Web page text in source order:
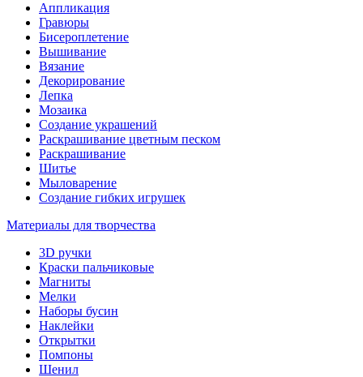
Аппликация
Гравюры
Бисероплетение
Вышивание
Вязание
Декорирование
Лепка
Мозаика
Создание украшений
Раскрашивание цветным песком
Раскрашивание
Шитье
Мыловарение
Создание гибких игрушек
Материалы для творчества
3D ручки
Краски пальчиковые
Магниты
Мелки
Наборы бусин
Наклейки
Открытки
Помпоны
Шенил